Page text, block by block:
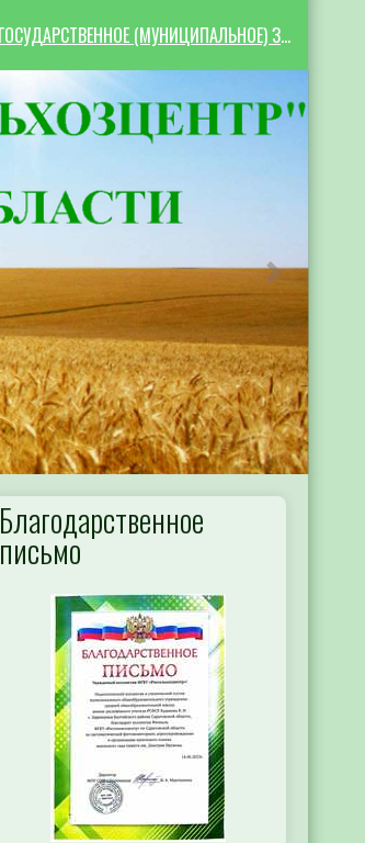
ГОСУДАРСТВЕННОЕ (МУНИЦИПАЛЬНОЕ) ЗАДАНИЕ
Следующий
Благодарственное
письмо